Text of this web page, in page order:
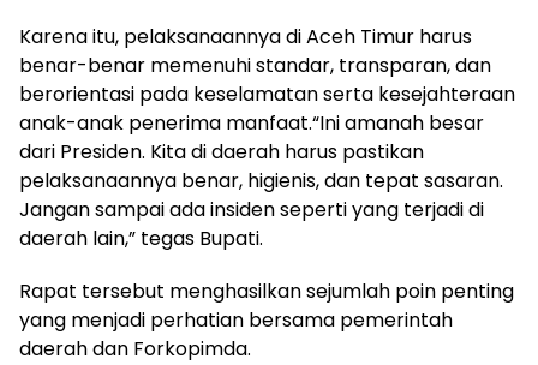
Karena itu, pelaksanaannya di Aceh Timur harus
benar-benar memenuhi standar, transparan, dan
berorientasi pada keselamatan serta kesejahteraan
anak-anak penerima manfaat.“Ini amanah besar
dari Presiden. Kita di daerah harus pastikan
pelaksanaannya benar, higienis, dan tepat sasaran.
Jangan sampai ada insiden seperti yang terjadi di
daerah lain,” tegas Bupati.
Rapat tersebut menghasilkan sejumlah poin penting
yang menjadi perhatian bersama pemerintah
daerah dan Forkopimda.